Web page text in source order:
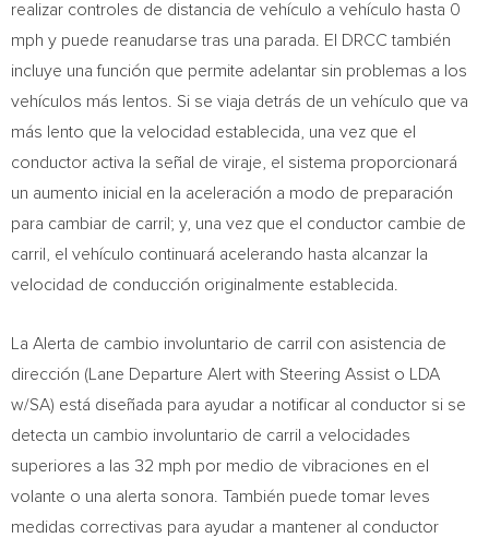
realizar controles de distancia de vehículo a vehículo hasta 0
mph y puede reanudarse tras una parada. El DRCC también
incluye una función que permite adelantar sin problemas a los
vehículos más lentos. Si se viaja detrás de un vehículo que va
más lento que la velocidad establecida, una vez que el
conductor activa la señal de viraje, el sistema proporcionará
un aumento inicial en la aceleración a modo de preparación
para cambiar de carril; y, una vez que el conductor cambie de
carril, el vehículo continuará acelerando hasta alcanzar la
velocidad de conducción originalmente establecida.
La Alerta de cambio involuntario de carril con asistencia de
dirección (Lane Departure Alert with Steering Assist o LDA
w/SA) está diseñada para ayudar a notificar al conductor si se
detecta un cambio involuntario de carril a velocidades
superiores a las 32 mph por medio de vibraciones en el
volante o una alerta sonora. También puede tomar leves
medidas correctivas para ayudar a mantener al conductor